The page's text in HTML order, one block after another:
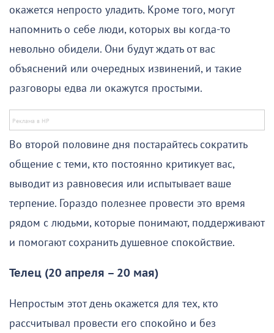
окажется непросто уладить. Кроме того, могут
напомнить о себе люди, которых вы когда-то
невольно обидели. Они будут ждать от вас
объяснений или очередных извинений, и такие
разговоры едва ли окажутся простыми.
Во второй половине дня постарайтесь сократить
общение с теми, кто постоянно критикует вас,
выводит из равновесия или испытывает ваше
терпение. Гораздо полезнее провести это время
рядом с людьми, которые понимают, поддерживают
и помогают сохранить душевное спокойствие.
Телец (20 апреля – 20 мая)
Непростым этот день окажется для тех, кто
рассчитывал провести его спокойно и без